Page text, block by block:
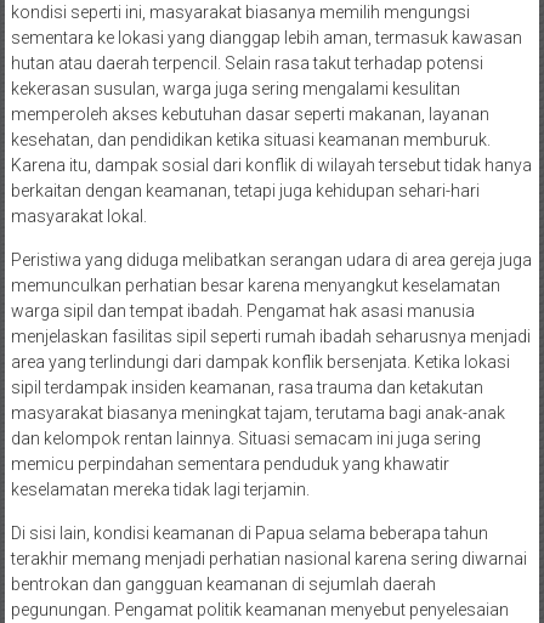
kondisi seperti ini, masyarakat biasanya memilih mengungsi
sementara ke lokasi yang dianggap lebih aman, termasuk kawasan
hutan atau daerah terpencil. Selain rasa takut terhadap potensi
kekerasan susulan, warga juga sering mengalami kesulitan
memperoleh akses kebutuhan dasar seperti makanan, layanan
kesehatan, dan pendidikan ketika situasi keamanan memburuk.
Karena itu, dampak sosial dari konflik di wilayah tersebut tidak hanya
berkaitan dengan keamanan, tetapi juga kehidupan sehari-hari
masyarakat lokal.
Peristiwa yang diduga melibatkan serangan udara di area gereja juga
memunculkan perhatian besar karena menyangkut keselamatan
warga sipil dan tempat ibadah. Pengamat hak asasi manusia
menjelaskan fasilitas sipil seperti rumah ibadah seharusnya menjadi
area yang terlindungi dari dampak konflik bersenjata. Ketika lokasi
sipil terdampak insiden keamanan, rasa trauma dan ketakutan
masyarakat biasanya meningkat tajam, terutama bagi anak-anak
dan kelompok rentan lainnya. Situasi semacam ini juga sering
memicu perpindahan sementara penduduk yang khawatir
keselamatan mereka tidak lagi terjamin.
Di sisi lain, kondisi keamanan di Papua selama beberapa tahun
terakhir memang menjadi perhatian nasional karena sering diwarnai
bentrokan dan gangguan keamanan di sejumlah daerah
pegunungan. Pengamat politik keamanan menyebut penyelesaian